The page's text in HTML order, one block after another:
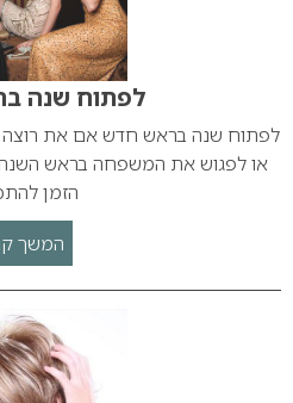
לפתוח שנה
לפתוח שנה בראש חדש אם את רוצה
או לפגוש את המשפחה בראש השנה
הזמן
המשך